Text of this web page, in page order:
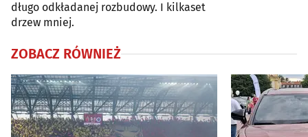
długo odkładanej rozbudowy. I kilkaset
drzew mniej.
ZOBACZ RÓWNIEŻ